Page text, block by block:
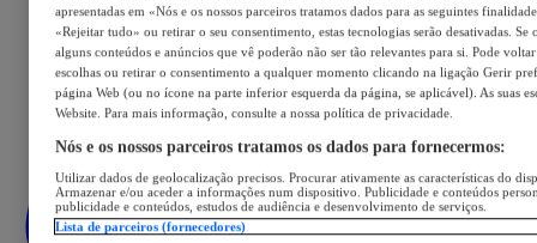
apresentadas em «Nós e os nossos parceiros tratamos dados para as seguintes
«Rejeitar tudo» ou retirar o seu consentimento, estas tecnologias serão desativadas. Se
alguns conteúdos e anúncios que vê poderão não ser tão relevantes para si. Pode voltar
escolhas ou retirar o consentimento a qualquer momento clicando na ligação Gerir
página Web (ou no ícone na parte inferior esquerda da página, se aplicável). As suas
Website. Para mais informação, consulte a nossa política de privacidade.
Nós e os nossos parceiros tratamos os dados para fornecermos:
Utilizar dados de geolocalização precisos. Procurar ativamente as características do
Armazenar e/ou aceder a informações num dispositivo. Publicidade e conteúdos
publicidade e conteúdos, estudos de audiência e desenvolvimento de serviços.
Lista de parceiros (fornecedores)